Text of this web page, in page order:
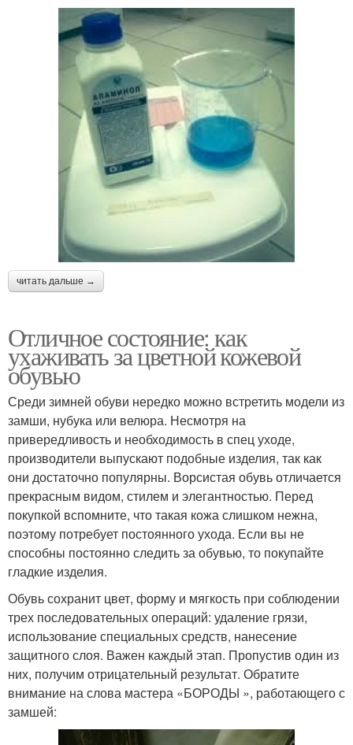
читать дальше →
Отличное состояние: как
ухаживать за цветной кожевой
обувью
Среди зимней обуви нередко можно встретить модели из
замши, нубука или велюра. Несмотря на
привередливость и необходимость в спец уходе,
производители выпускают подобные изделия, так как
они достаточно популярны. Ворсистая обувь отличается
прекрасным видом, стилем и элегантностью. Перед
покупкой вспомните, что такая кожа слишком нежна,
поэтому потребует постоянного ухода. Если вы не
способны постоянно следить за обувью, то покупайте
гладкие изделия.
Обувь сохранит цвет, форму и мягкость при соблюдении
трех последовательных операций: удаление грязи,
использование специальных средств, нанесение
защитного слоя. Важен каждый этап. Пропустив один из
них, получим отрицательный результат. Обратите
внимание на слова мастера «БОРОДЫ », работающего с
замшей: